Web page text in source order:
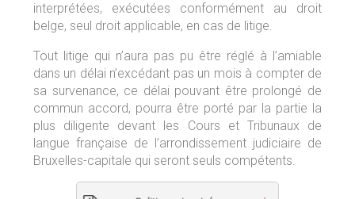
interprétées, exécutées conformément au droit
belge, seul droit applicable, en cas de litige.
Tout litige qui n’aura pas pu être réglé à l’amiable
dans un délai n’excédant pas un mois à compter de
sa survenance, ce délai pouvant être prolongé de
commun accord, pourra être porté par la partie la
plus diligente devant les Cours et Tribunaux de
langue française de l’arrondissement judiciaire de
Bruxelles-capitale qui seront seuls compétents.